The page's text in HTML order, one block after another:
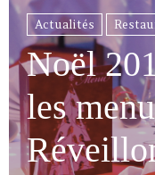
Actualités
Noël
les